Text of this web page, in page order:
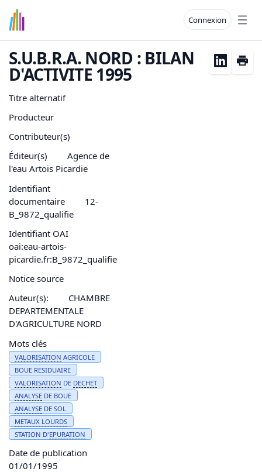
Connexion
S.U.B.R.A. NORD : BILAN
D'ACTIVITE 1995
Titre alternatif
Producteur
Contributeur(s)
Éditeur(s)
Agence de
l'eau Artois Picardie
Identifiant
documentaire
12-
B_9872_qualifie
Identifiant OAI
oai:eau-artois-
picardie.fr:B_9872_qualifie
Notice source
Auteur(s):
CHAMBRE
DEPARTEMENTALE
D'AGRICULTURE NORD
Mots clés
VALORISATION AGRICOLE
BOUE RESIDUAIRE
VALORISATION DE DECHET
ANALYSE DE BOUE
ANALYSE DE SOL
METAUX LOURDS
STATION D'EPURATION
Date de publication
01/01/1995